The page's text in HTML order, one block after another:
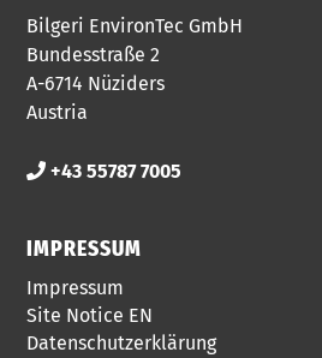
Bilgeri EnvironTec GmbH
Bundesstraße 2
A-6714 Nüziders
Austria​
+43 55787 7005
IMPRESSUM
Impressum
Site Notice EN
Datenschutzerklärung